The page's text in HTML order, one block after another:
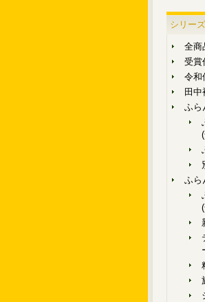
シリー
全商
受賞
令和
田中
ふら
ふら